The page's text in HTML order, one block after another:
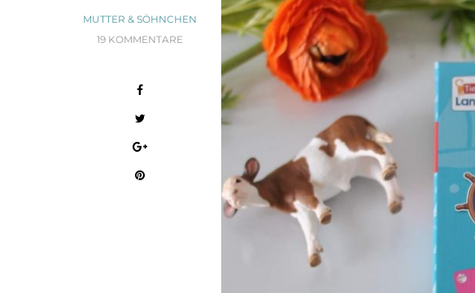
MUTTER & SÖHNCHEN
19 KOMMENTARE